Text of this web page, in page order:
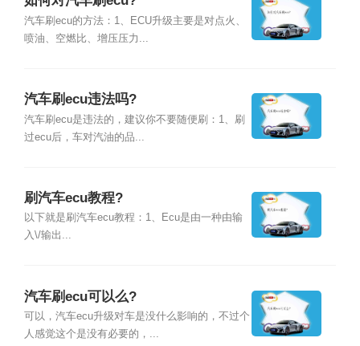
汽车刷ecu的方法：1、ECU升级主要是对点火、
喷油、空燃比、增压压力...
汽车刷ecu违法吗?
汽车刷ecu是违法的，建议你不要随便刷：1、刷
过ecu后，车对汽油的品...
刷汽车ecu教程?
以下就是刷汽车ecu教程：1、Ecu是由一种由输
入\/输出...
汽车刷ecu可以么?
可以，汽车ecu升级对车是没什么影响的，不过个
人感觉这个是没有必要的，...